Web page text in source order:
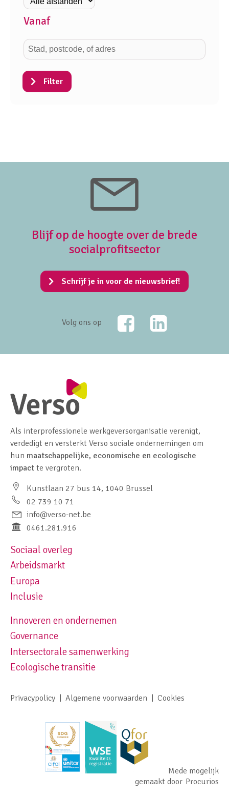
Vanaf
Filter
Blijf op de hoogte over de brede
socialprofitsector
Schrijf je in voor de nieuwsbrief!
Volg ons op
FacebookLinkedIn
Als interprofessionele werkgeversorganisatie verenigt,
verdedigt en versterkt Verso sociale ondernemingen om
hun maatschappelijke, economische en ecologische
impact te vergroten.
Kunstlaan 27 bus 14, 1040 Brussel
02 739 10 71
info@verso-net.be
0461.281.916
Footer navigation left
Sociaal overleg
Arbeidsmarkt
Europa
Inclusie
Footer navigation right
Innoveren en ondernemen
Governance
Intersectorale samenwerking
Ecologische transitie
Footer meta navigation
Privacypolicy Algemene voorwaarden Cookies
Mede mogelijk
gemaakt door Procurios